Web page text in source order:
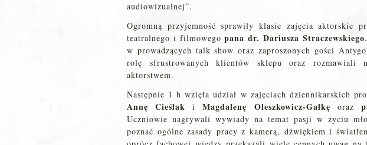
audiowizualnej”.
Ogromną przyjemność sprawiły klasie zajęcia aktorskie
teatralnego i filmowegopana dr. Dariusza Straczewskiego
w prowadzących talk show oraz zaproszonych gości
rolę sfrustrowanych klientów sklepu oraz rozmawiali
aktorstwem.
Następnie 1 h wzięła udział w zajęciach dziennikarskich
Annę Cieślak iMagdalenę Oleszkowicz-Gałkę oraz
Uczniowie nagrywali wywiady na temat pasji w życiu
poznać ogólne zasady pracy z kamerą, dźwiękiem i